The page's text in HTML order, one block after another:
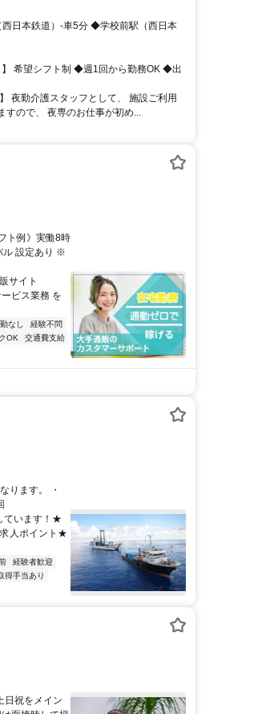
日本鉄道）-車5分 ◆学校前駅（西日本
希望シフト制 ◆週1回から勤務OK ◆出
夜勤介護スタッフとして、 施設ご利用
すので、 夜専のお仕事が初め...
ト例》実働8時
ル 設定あり ※
サイト
ビス業務 を
なし
経験不問
OK
交通費支給
ります。 ・
ています！★
人ポイント★
経験者歓迎
得手当あり
日祝をメイン